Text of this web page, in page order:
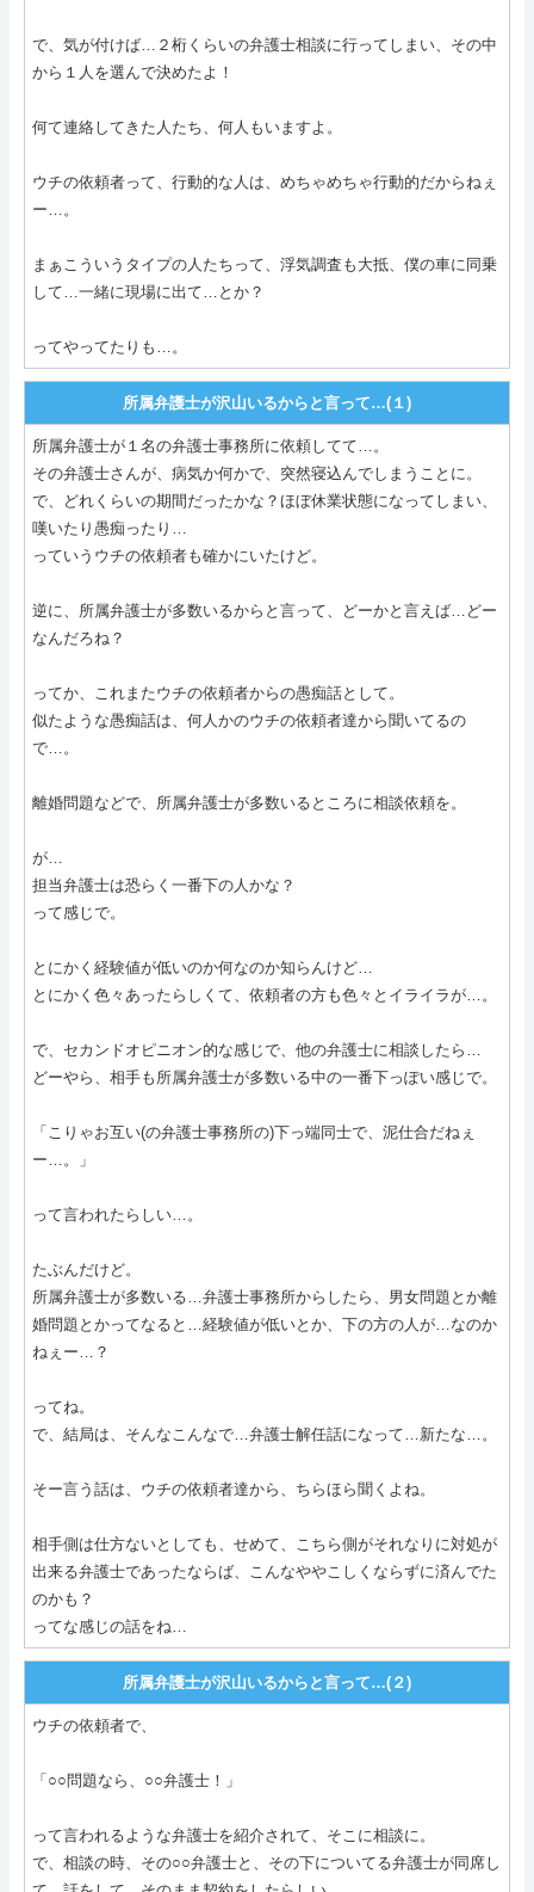
で、気が付けば…２桁くらいの弁護士相談に行ってしまい、その中
から１人を選んで決めたよ！
何て連絡してきた人たち、何人もいますよ。
ウチの依頼者って、行動的な人は、めちゃめちゃ行動的だからねぇ
ー…。
まぁこういうタイプの人たちって、浮気調査も大抵、僕の車に同乗
して…一緒に現場に出て…とか？
ってやってたりも…。
所属弁護士が沢山いるからと言って…(１)
所属弁護士が１名の弁護士事務所に依頼してて…。
その弁護士さんが、病気か何かで、突然寝込んでしまうことに。
で、どれくらいの期間だったかな？ほぼ休業状態になってしまい、
嘆いたり愚痴ったり…
っていうウチの依頼者も確かにいたけど。
逆に、所属弁護士が多数いるからと言って、どーかと言えば…どー
なんだろね？
ってか、これまたウチの依頼者からの愚痴話として。
似たような愚痴話は、何人かのウチの依頼者達から聞いてるの
で…。
離婚問題などで、所属弁護士が多数いるところに相談依頼を。
が…
担当弁護士は恐らく一番下の人かな？
って感じで。
とにかく経験値が低いのか何なのか知らんけど…
とにかく色々あったらしくて、依頼者の方も色々とイライラが…。
で、セカンドオピニオン的な感じで、他の弁護士に相談したら…
どーやら、相手も所属弁護士が多数いる中の一番下っぽい感じで。
「こりゃお互い(の弁護士事務所の)下っ端同士で、泥仕合だねぇ
ー…。」
って言われたらしい…。
たぶんだけど。
所属弁護士が多数いる…弁護士事務所からしたら、男女問題とか離
婚問題とかってなると…経験値が低いとか、下の方の人が…なのか
ねぇー…？
ってね。
で、結局は、そんなこんなで…弁護士解任話になって…新たな…。
そー言う話は、ウチの依頼者達から、ちらほら聞くよね。
相手側は仕方ないとしても、せめて、こちら側がそれなりに対処が
出来る弁護士であったならば、こんなややこしくならずに済んでた
のかも？
ってな感じの話をね…
所属弁護士が沢山いるからと言って…(２)
ウチの依頼者で、
「○○問題なら、○○弁護士！」
って言われるような弁護士を紹介されて、そこに相談に。
で、相談の時、その○○弁護士と、その下についてる弁護士が同席し